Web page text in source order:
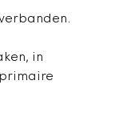
in